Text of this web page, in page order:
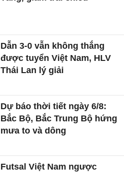
Dẫn 3-0 vẫn không thắng
được tuyển Việt Nam, HLV
Thái Lan lý giải
Dự báo thời tiết ngày 6/8:
Bắc Bộ, Bắc Trung Bộ hứng
mưa to và dông
Futsal Việt Nam ngược